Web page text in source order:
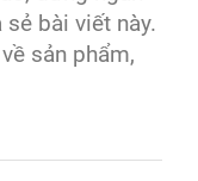
bài viết này.
sản phẩm,